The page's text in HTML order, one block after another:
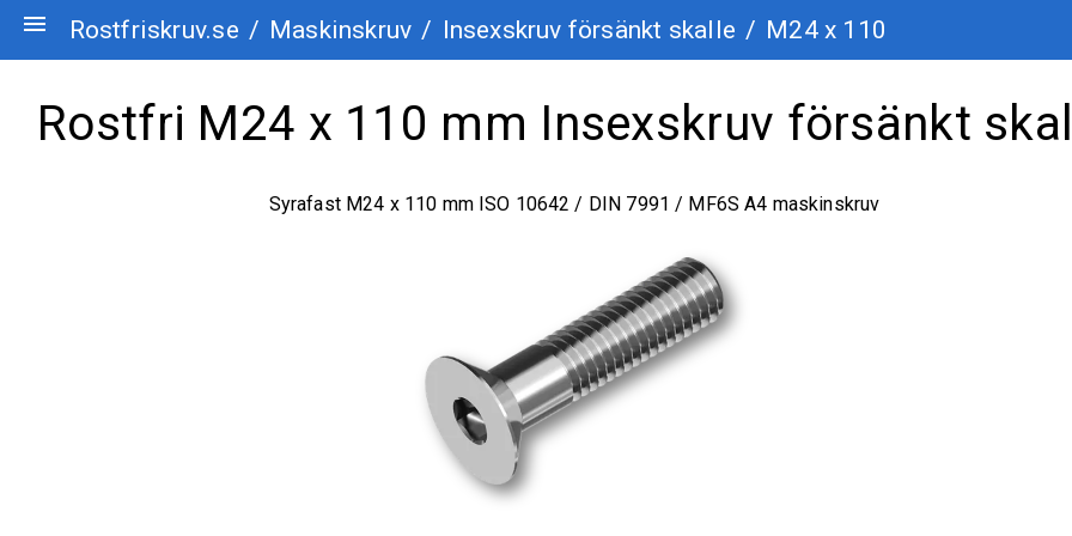
menu Rostfriskruv.se / Maskinskruv / Insexskruv försänkt skalle / M24 x 110
Rostfri M24 x 110 mm Insexskruv försänkt
Syrafast M24 x 110 mm ISO 10642 / DIN 7991 / MF6S A4 maskinskruv